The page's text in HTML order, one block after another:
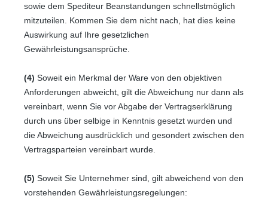
sowie dem Spediteur Beanstandungen schnellstmöglich
mitzuteilen. Kommen Sie dem nicht nach, hat dies keine
Auswirkung auf Ihre gesetzlichen
Gewährleistungsansprüche.
(4) Soweit ein Merkmal der Ware von den objektiven
Anforderungen abweicht, gilt die Abweichung nur dann als
vereinbart, wenn Sie vor Abgabe der Vertragserklärung
durch uns über selbige in Kenntnis gesetzt wurden und
die Abweichung ausdrücklich und gesondert zwischen den
Vertragsparteien vereinbart wurde.
(5) Soweit Sie Unternehmer sind, gilt abweichend von den
vorstehenden Gewährleistungsregelungen: